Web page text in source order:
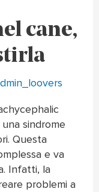
cane,
sindrome
Questa
e va
Infatti, la
problemi a